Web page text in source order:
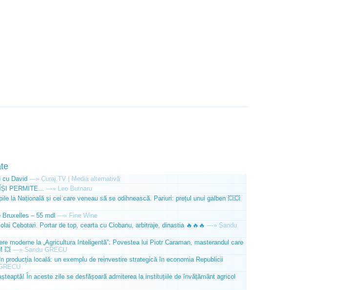
cu David —» Curaj.TV | Media alternativă
PERMITE... —» Leo Butnaru
la Națională și cei care veneau să se odihnească. Pariuri: prețul unui galben 💥💥
– 55 mdl —» Fine Wine
Cebotari. Portar de top, cearta cu Ciobanu, arbitraje, dinastia 🔥🔥🔥 —» Sandu
moderne la „Agricultura Inteligentă”: Povestea lui Piotr Caraman, masterandul care
💥 —» Sandu GRECU
producția locală: un exemplu de reinvestire strategică în economia Republicii
În aceste zile se desfășoară admiterea la instituțiile de învățământ agricol